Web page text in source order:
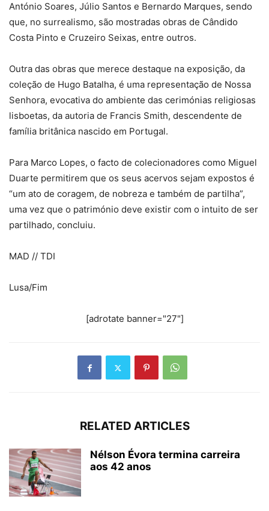
António Soares, Júlio Santos e Bernardo Marques, sendo
que, no surrealismo, são mostradas obras de Cândido
Costa Pinto e Cruzeiro Seixas, entre outros.
Outra das obras que merece destaque na exposição, da
coleção de Hugo Batalha, é uma representação de Nossa
Senhora, evocativa do ambiente das cerimónias religiosas
lisboetas, da autoria de Francis Smith, descendente de
família britânica nascido em Portugal.
Para Marco Lopes, o facto de colecionadores como Miguel
Duarte permitirem que os seus acervos sejam expostos é
“um ato de coragem, de nobreza e também de partilha”,
uma vez que o património deve existir com o intuito de ser
partilhado, concluiu.
MAD // TDI
Lusa/Fim
[adrotate banner="27"]
RELATED ARTICLES
Nélson Évora termina carreira
aos 42 anos